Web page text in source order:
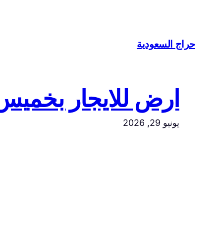
المحتوى
حراج السعودية
ارض للايجار
يونيو 29, 2026